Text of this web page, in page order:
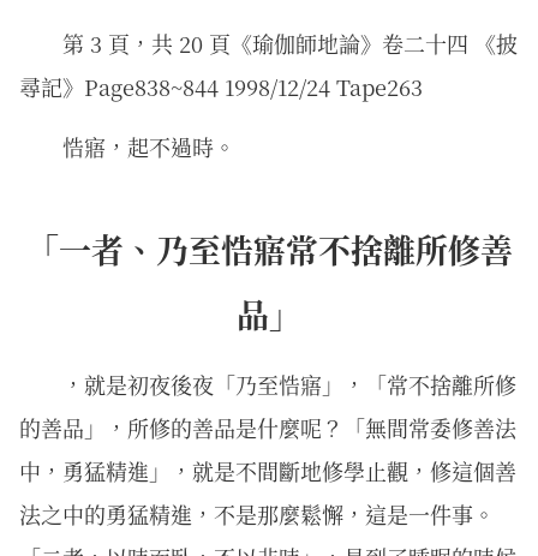
第 3 頁，共 20 頁《瑜伽師地論》卷二十四 《披
尋記》Page838~844 1998/12/24 Tape263
悎寤，起不過時。
「一者、乃至悎寤常不捨離所修善
品」
，就是初夜後夜「乃至悎寤」，「常不捨離所修
的善品」，所修的善品是什麼呢？「無間常委修善法
中，勇猛精進」，就是不間斷地修學止觀，修這個善
法之中的勇猛精進，不是那麼鬆懈，這是一件事。